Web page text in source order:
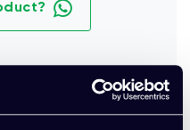
Fay in antraciet eco-